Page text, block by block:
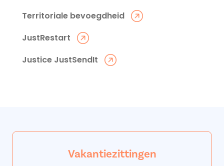
Territoriale bevoegdheid
JustRestart
Justice JustSendIt
Vakantiezittingen